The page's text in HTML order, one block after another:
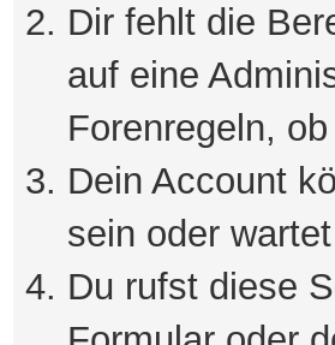
Dir fehlt die
auf eine
Forenregeln,
Dein Account
sein oder
Du rufst diese